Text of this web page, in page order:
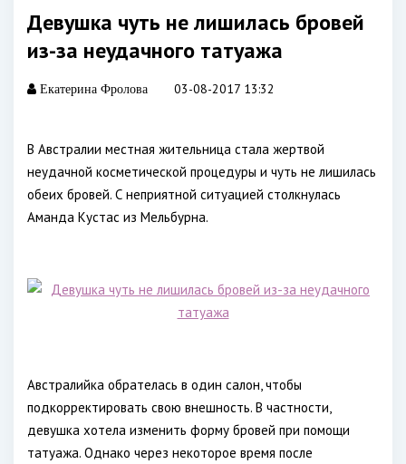
Девушка чуть не лишилась бровей
из-за неудачного татуажа
Екатерина Фролова 03-08-2017 13:32
В Австралии местная жительница стала жертвой
неудачной косметической процедуры и чуть не лишилась
обеих бровей. С неприятной ситуацией столкнулась
Аманда Кустас из Мельбурна.
Австралийка обрателась в один салон, чтобы
подкорректировать свою внешность. В частности,
девушка хотела изменить форму бровей при помощи
татуажа. Однако через некоторое время после